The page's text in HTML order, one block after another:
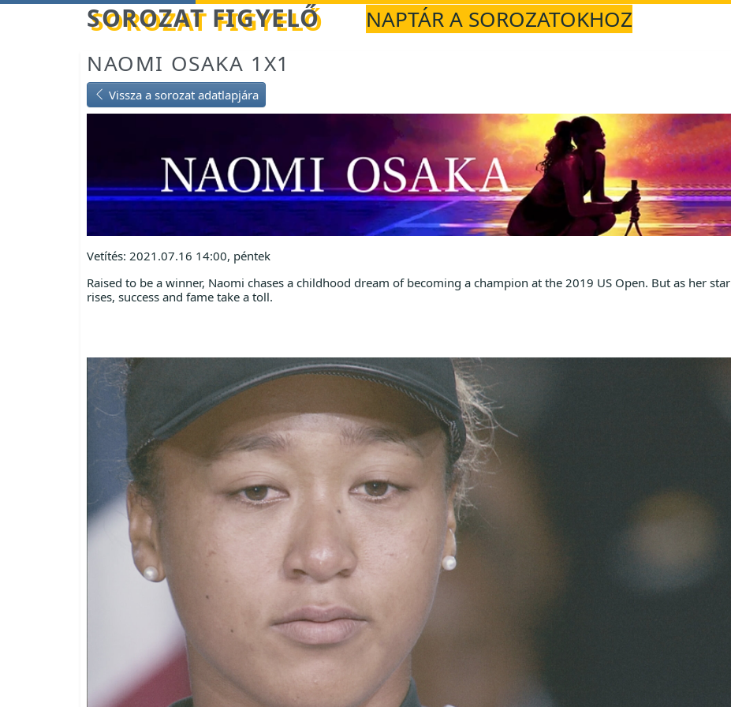
Betöltés... SOROZAT FIGYELŐ
NAPTÁR A SOROZATOKHOZ
NAOMI OSAKA 1X1
Vissza a sorozat adatlapjára
Vetítés: 2021.07.16 14:00, péntek
Raised to be a winner, Naomi chases a childhood dream of becoming a champion at the 2019 US Open. But as her star
rises, success and fame take a toll.